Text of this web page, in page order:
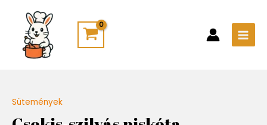
content
Sütemények
950 Ft